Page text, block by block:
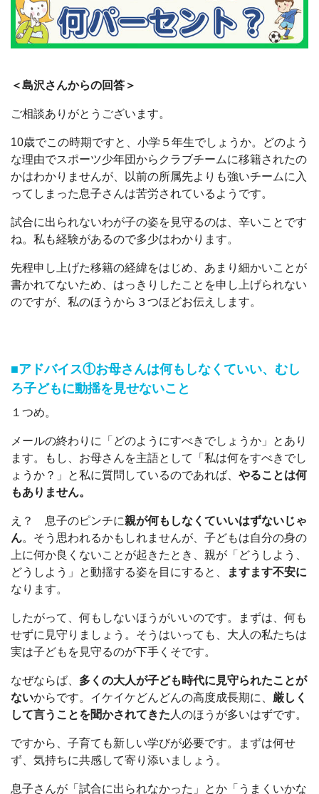
＜島沢さんからの回答＞
ご相談ありがとうございます。
10歳でこの時期ですと、小学５年生でしょうか。どのよう
な理由でスポーツ少年団からクラブチームに移籍されたの
かはわかりませんが、以前の所属先よりも強いチームに入
ってしまった息子さんは苦労されているようです。
試合に出られないわが子の姿を見守るのは、辛いことです
ね。私も経験があるので多少はわかります。
先程申し上げた移籍の経緯をはじめ、あまり細かいことが
書かれてないため、はっきりしたことを申し上げられない
のですが、私のほうから３つほどお伝えします。
■アドバイス①お母さんは何もしなくていい、むし
ろ子どもに動揺を見せないこと
１つめ。
メールの終わりに「どのようにすべきでしょうか」とあり
ます。もし、お母さんを主語として「私は何をすべきでし
ょうか？」と私に質問しているのであれば、 やることは何
もありません。
え？ 息子のピンチに親が何もしなくていいはずないじゃ
ん。そう思われるかもしれませんが、子どもは自分の身の
上に何か良くないことが起きたとき、親が「どうしよう、
どうしよう」と動揺する姿を目にすると、
ますます不安に
なります。
したがって、何もしないほうがいいのです。まずは、何も
せずに見守りましょう。そうはいっても、大人の私たちは
実は子どもを見守るのが下手くそです。
なぜならば、 多くの大人が子ども時代に見守られたことが
ないからです。イケイケどんどんの高度成長期に、 厳しく
して言うことを聞かされてきた 人のほうが多いはずです。
ですから、子育ても新しい学びが必要です。まずは何せ
ず、気持ちに共感して寄り添いましょう。
息子さんが「試合に出られなかった」とか「うまくいかな